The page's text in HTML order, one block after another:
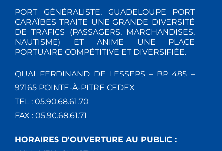
PORT GÉNÉRALISTE, GUADELOUPE PORT
CARAÏBES TRAITE UNE GRANDE DIVERSITÉ
DE TRAFICS (PASSAGERS, MARCHANDISES,
NAUTISME) ET ANIME UNE PLACE
PORTUAIRE COMPÉTITIVE ET DIVERSIFIÉE.
QUAI FERDINAND DE LESSEPS – BP 485 –
97165 POINTE-À-PITRE CEDEX
TEL : 05.90.68.61.70
FAX : 05.90.68.61.71
HORAIRES D'OUVERTURE AU PUBLIC :